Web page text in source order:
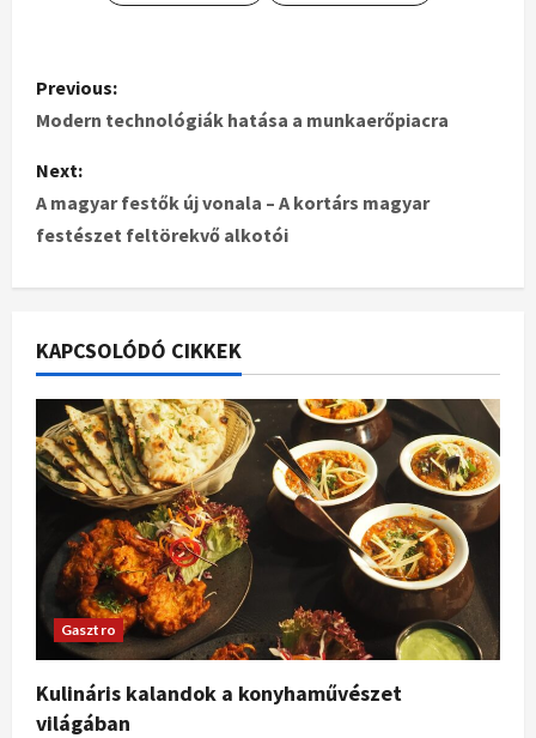
Previous:
Modern technológiák hatása a munkaerőpiacra
Next:
A magyar festők új vonala – A kortárs magyar
festészet feltörekvő alkotói
KAPCSOLÓDÓ CIKKEK
Gasztro
Kulináris kalandok a konyhaművészet
világában